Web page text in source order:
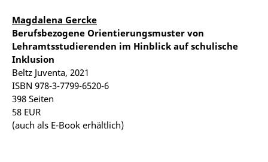
Magdalena Gercke
Berufsbezogene Orientierungsmuster von
Lehramtsstudierenden im Hinblick auf schulische
Inklusion
Beltz Juventa, 2021
ISBN 978-3-7799-6520-6
398 Seiten
58 EUR
(auch als E-Book erhältlich)